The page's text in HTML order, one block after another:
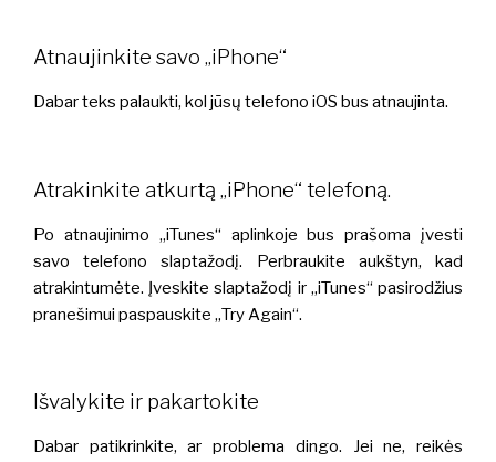
Atnaujinkite savo „iPhone“
Dabar teks palaukti, kol jūsų telefono iOS bus atnaujinta.
Atrakinkite atkurtą „iPhone“ telefoną.
Po atnaujinimo „iTunes“ aplinkoje bus prašoma įvesti
savo telefono slaptažodį. Perbraukite aukštyn, kad
atrakintumėte. Įveskite slaptažodį ir „iTunes“ pasirodžius
pranešimui paspauskite „Try Again“.
Išvalykite ir pakartokite
Dabar patikrinkite, ar problema dingo. Jei ne, reikės